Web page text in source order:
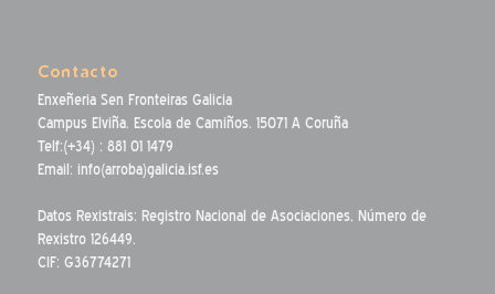
Contacto
Enxeñeria Sen Fronteiras Galicia
Campus Elviña. Escola de Camiños. 15071 A Coruña
Telf:(+34) : 881 01 1479
Email: info(arroba)galicia.isf.es
Datos Rexistrais: Registro Nacional de Asociaciones, Número de
Rexistro 126449.
CIF: G36774271